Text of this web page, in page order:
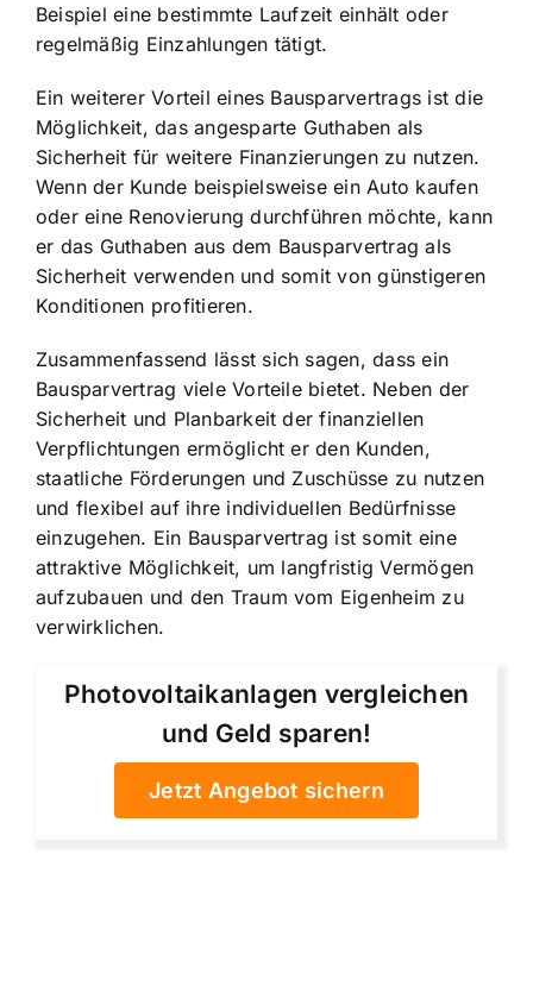
Beispiel eine bestimmte Laufzeit einhält oder
regelmäßig Einzahlungen tätigt.
Ein weiterer Vorteil eines Bausparvertrags ist die
Möglichkeit, das angesparte Guthaben als
Sicherheit für weitere Finanzierungen zu nutzen.
Wenn der Kunde beispielsweise ein Auto kaufen
oder eine Renovierung durchführen möchte, kann
er das Guthaben aus dem Bausparvertrag als
Sicherheit verwenden und somit von günstigeren
Konditionen profitieren.
Zusammenfassend lässt sich sagen, dass ein
Bausparvertrag viele Vorteile bietet. Neben der
Sicherheit und Planbarkeit der finanziellen
Verpflichtungen ermöglicht er den Kunden,
staatliche Förderungen und Zuschüsse zu nutzen
und flexibel auf ihre individuellen Bedürfnisse
einzugehen. Ein Bausparvertrag ist somit eine
attraktive Möglichkeit, um langfristig Vermögen
aufzubauen und den Traum vom Eigenheim zu
verwirklichen.
Photovoltaikanlagen vergleichen
und Geld sparen!
Jetzt Angebot sichern